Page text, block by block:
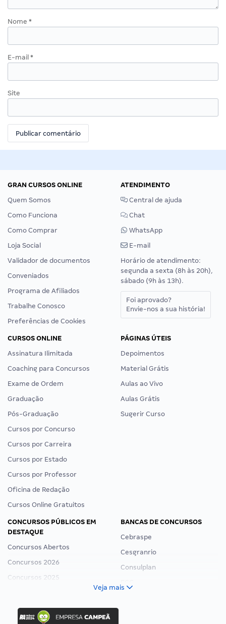
Nome *
E-mail *
Site
GRAN CURSOS ONLINE
Quem Somos
Como Funciona
Como Comprar
Loja Social
Validador de documentos
Conveniados
Programa de Afiliados
Trabalhe Conosco
Preferências de Cookies
ATENDIMENTO
Central de ajuda
Chat
WhatsApp
E-mail
Horário de atendimento:
segunda a sexta (8h às 20h),
sábado (9h às 13h).
Foi aprovado?
Envie-nos a sua história!
CURSOS ONLINE
Assinatura Ilimitada
Coaching para Concursos
Exame de Ordem
Graduação
Pós-Graduação
Cursos por Concurso
Cursos por Carreira
Cursos por Estado
Cursos por Professor
Oficina de Redação
Cursos Online Gratuitos
PÁGINAS ÚTEIS
Depoimentos
Material Grátis
Aulas ao Vivo
Aulas Grátis
Sugerir Curso
CONCURSOS PÚBLICOS EM
DESTAQUE
Concursos Abertos
Concursos 2026
Concursos 2025
Concurso Ibama
BANCAS DE CONCURSOS
Cebraspe
Cesgranrio
Consulplan
Veja mais